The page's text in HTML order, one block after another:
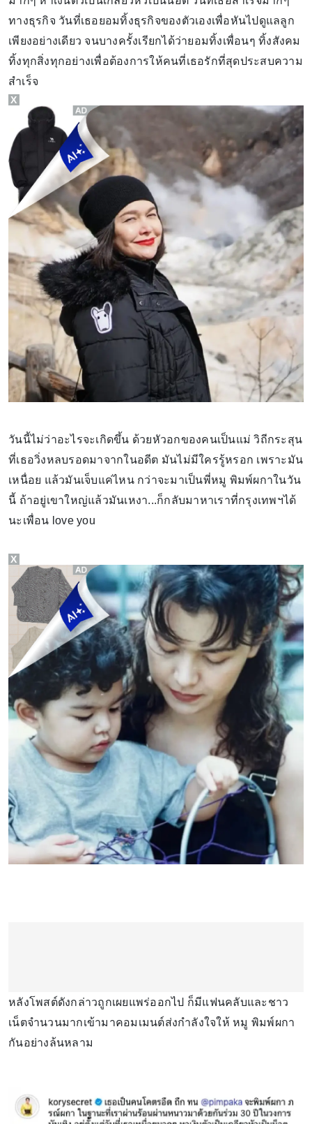
ทางธุรกิจ วันที่เธอยอมทิ้งธุรกิจของตัวเองเพื่อหันไปดูแลลูก
เพียงอย่างเดียว จนบางครั้งเรียกได้ว่ายอมทิ้งเพื่อนๆ ทิ้งสังคม
ทิ้งทุกสิ่งทุกอย่างเพื่อต้องการให้คนที่เธอรักที่สุดประสบความ
สำเร็จ
วันนี้ไม่ว่าอะไรจะเกิดขึ้น ด้วยหัวอกของคนเป็นแม่ วิถีกระสุน
ที่เธอวิ่งหลบรอดมาจากในอดีต มันไม่มีใครรู้หรอก เพราะมัน
เหนื่อย แล้วมันเจ็บแค่ไหน กว่าจะมาเป็นพี่หมู พิมพ์ผกาในวัน
นี้ ถ้าอยู่เขาใหญ่แล้วมันเหงา...ก็กลับมาหาเราที่กรุงเทพฯได้
นะเพื่อน love you
หลังโพสต์ดังกล่าวถูกเผยแพร่ออกไป ก็มีแฟนคลับและชาว
เน็ตจำนวนมากเข้ามาคอมเมนต์ส่งกำลังใจให้ หมู พิมพ์ผกา
กันอย่างล้นหลาม
X
X